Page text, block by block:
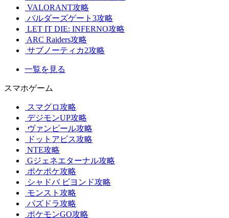
VALORANT攻略
バルダーズゲート3攻略
LET IT DIE: INFERNO攻略
ARC Raiders攻略
サブノーティカ2攻略
一覧を見る
スマホゲーム
スマグロ攻略
デジモンUP攻略
ヴァンピール攻略
ドットアビス攻略
NTE攻略
Gジェネエターナル攻略
ポケポケ攻略
シャドバ ビヨンド攻略
モンスト攻略
パズドラ攻略
ポケモンGO攻略